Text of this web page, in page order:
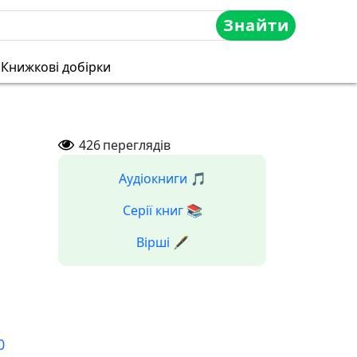
Знайти
Книжкові добірки
426переглядів
Аудіокниги 🎵
Серії книг 📚
Вірші 🖋️